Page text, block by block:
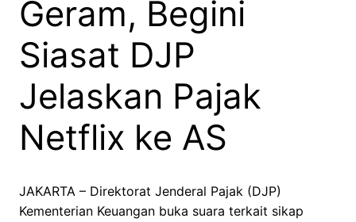
Geram, Begini
Siasat DJP
Jelaskan Pajak
Netflix ke AS
JAKARTA – Direktorat Jenderal Pajak (DJP)
Kementerian Keuangan buka suara terkait sikap